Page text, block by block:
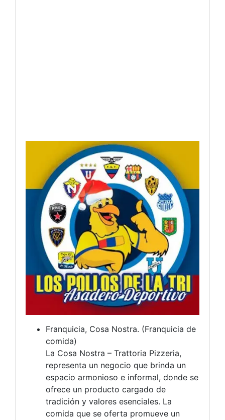
Franquicia, Cosa Nostra. (Franquicia de
comida)
La Cosa Nostra – Trattoria Pizzeria,
representa un negocio que brinda un
espacio armonioso e informal, donde se
ofrece un producto cargado de
tradición y valores esenciales. La
comida que se oferta promueve un